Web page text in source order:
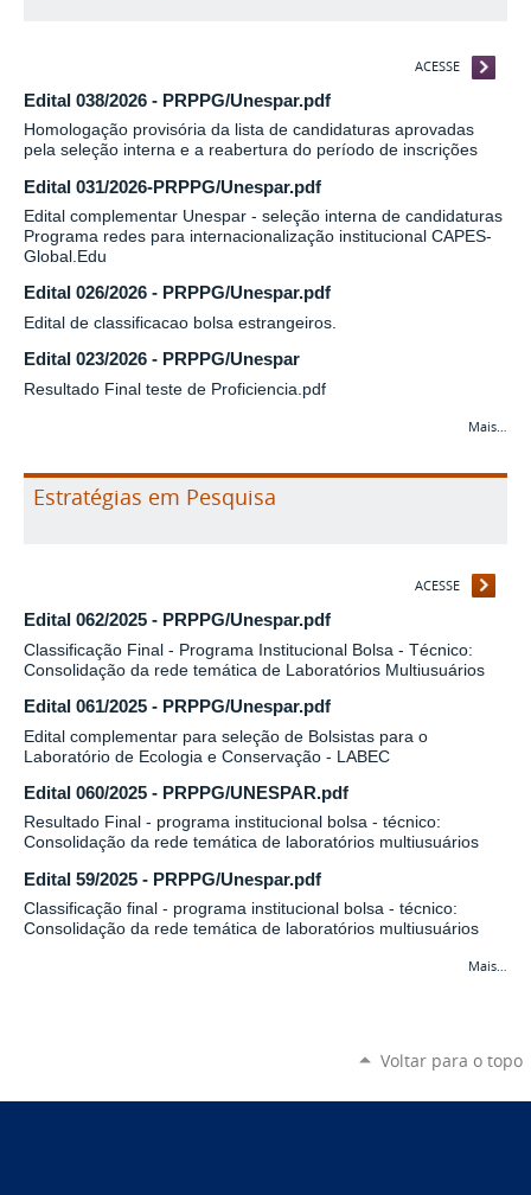
ACESSE
Edital 038/2026 - PRPPG/Unespar.pdf
Homologação provisória da lista de candidaturas aprovadas
pela seleção interna e a reabertura do período de inscrições
Edital 031/2026-PRPPG/Unespar.pdf
Edital complementar Unespar - seleção interna de candidaturas
Programa redes para internacionalização institucional CAPES-
Global.Edu
Edital 026/2026 - PRPPG/Unespar.pdf
Edital de classificacao bolsa estrangeiros.
Edital 023/2026 - PRPPG/Unespar
Resultado Final teste de Proficiencia.pdf
Mais…
Estratégias em Pesquisa
ACESSE
Edital 062/2025 - PRPPG/Unespar.pdf
Classificação Final - Programa Institucional Bolsa - Técnico:
Consolidação da rede temática de Laboratórios Multiusuários
Edital 061/2025 - PRPPG/Unespar.pdf
Edital complementar para seleção de Bolsistas para o
Laboratório de Ecologia e Conservação - LABEC
Edital 060/2025 - PRPPG/UNESPAR.pdf
Resultado Final - programa institucional bolsa - técnico:
Consolidação da rede temática de laboratórios multiusuários
Edital 59/2025 - PRPPG/Unespar.pdf
Classificação final - programa institucional bolsa - técnico:
Consolidação da rede temática de laboratórios multiusuários
Mais…
Voltar para o topo